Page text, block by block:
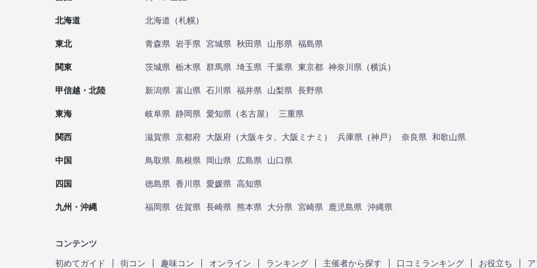
北海道 北海道 （札幌）
東北 青森県 岩手県 宮城県 秋田県 山形県 福島県
関東 茨城県 栃木県 群馬県 埼玉県 千葉県 東京都 神奈川県 （横浜）
甲信越・北陸 新潟県 富山県 石川県 福井県 山梨県 長野県
東海 岐阜県 静岡県 愛知県 （名古屋） 三重県
関西 滋賀県 京都府 大阪府 （大阪キタ 大阪ミナミ ） 兵庫県 （神戸） 奈良県 和歌山県
中国 鳥取県 島根県 岡山県 広島県 山口県
四国 徳島県 香川県 愛媛県 高知県
九州・沖縄 福岡県 佐賀県 長崎県 熊本県 大分県 宮崎県 鹿児島県 沖縄県
コンテンツ
初めてガイド
街コン 趣味コン オンライン ランキング 主催者から探す 口コミランキング お役立ち